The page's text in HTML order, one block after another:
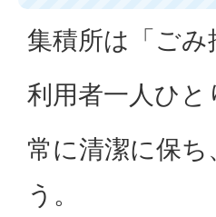
集積所は「ご
利用者一人ひ
常に清潔に保
う。